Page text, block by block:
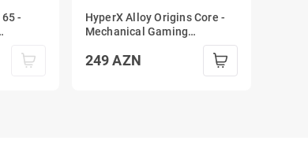
-
HyperX Alloy Origins Core -
Mechanical Gaming
249 AZN